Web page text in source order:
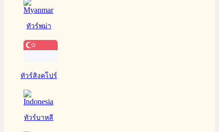
ทัวร์พม่า
ทัวร์สิงคโปร์
ทัวร์บาหลี